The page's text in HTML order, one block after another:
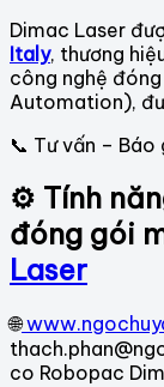
Dimac Laser
Italy, thương
công nghệ
Automation),
📞 Tư vấn – Báo
⚙ Tính
đóng gói
Laser
🌐
co Robopac